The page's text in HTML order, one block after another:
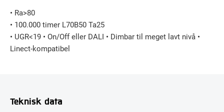
• Ra>80
• 100.000 timer L70B50 Ta25
• UGR<19 • On/Off eller DALI • Dimbar til meget lavt nivå •
Linect-kompatibel
Teknisk data